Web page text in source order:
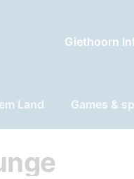
Giethoorn
Land Games &